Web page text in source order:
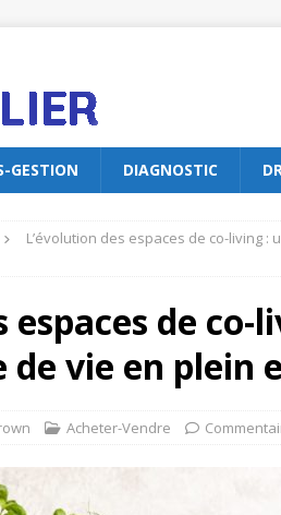
GESTION DIAGNOSTIC
L’évolution des espaces de co-living :
espaces de co-
vie en plein
Acheter-Vendre